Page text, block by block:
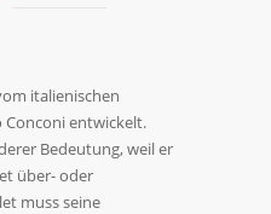
italienischen
Conconi entwickelt.
Bedeutung, weil er
über- oder
muss seine